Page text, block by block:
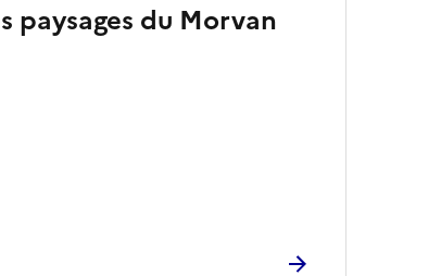
paysages du Morvan